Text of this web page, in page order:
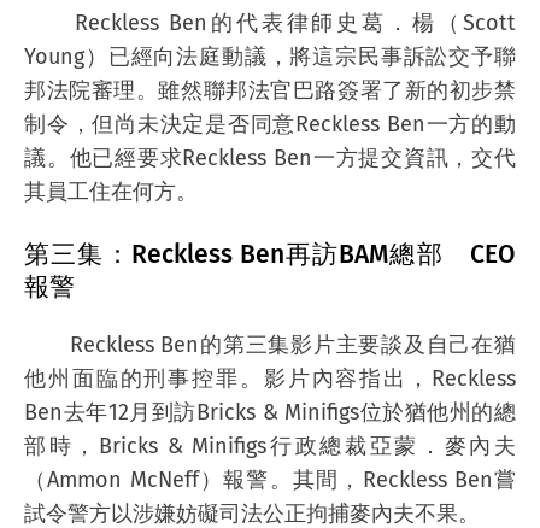
Reckless Ben的代表律師史葛．楊（Scott
Young）已經向法庭動議，將這宗民事訴訟交予聯
邦法院審理。雖然聯邦法官巴路簽署了新的初步禁
制令，但尚未決定是否同意Reckless Ben一方的動
議。他已經要求Reckless Ben一方提交資訊，交代
其員工住在何方。
第三集：Reckless Ben再訪BAM總部 CEO
報警
Reckless Ben的第三集影片主要談及自己在猶
他州面臨的刑事控罪。影片內容指出，Reckless
Ben去年12月到訪Bricks & Minifigs位於猶他州的總
部時，Bricks & Minifigs行政總裁亞蒙．麥內夫
（Ammon McNeff）報警。其間，Reckless Ben嘗
試令警方以涉嫌妨礙司法公正拘捕麥內夫不果。